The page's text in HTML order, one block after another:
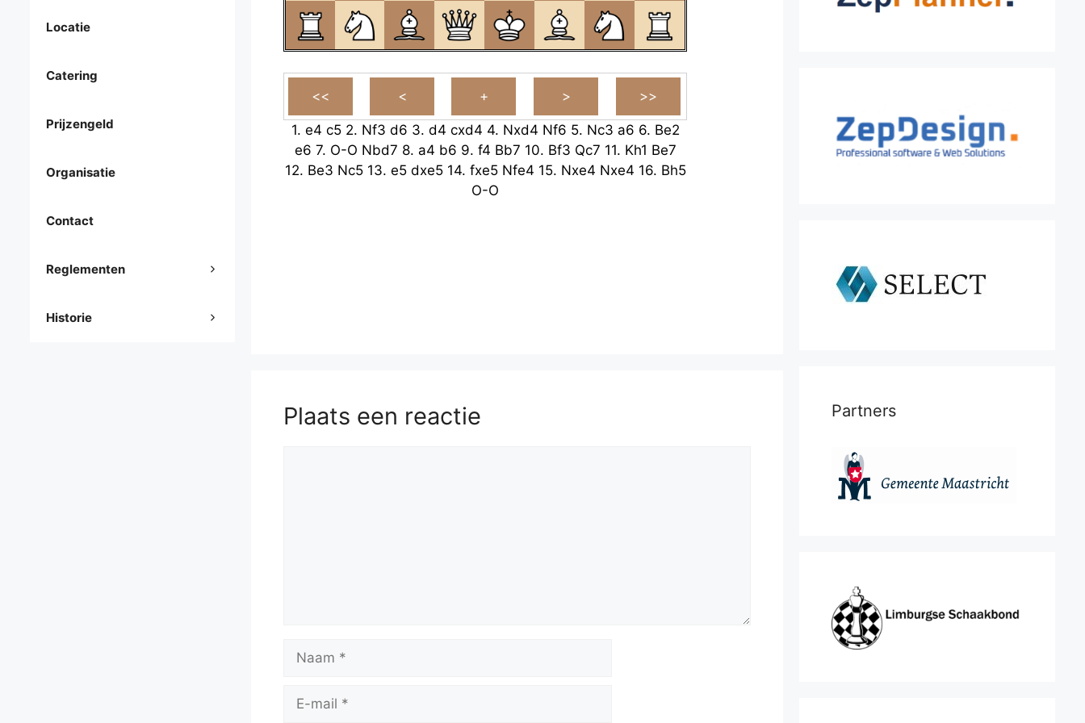
1. e4 c5 2. Nf3 d6 3. d4 cxd4 4. Nxd4 Nf6 5. Nc3 a6 6. Be2
e6 7. O-O Nbd7 8. a4 b6 9. f4 Bb7 10. Bf3 Qc7 11. Kh1 Be7
12. Be3 Nc5 13. e5 dxe5 14. fxe5 Nfe4 15. Nxe4 Nxe4 16. Bh5
O-O
Plaats een reactie
mail
Locatie
Catering
Prijzengeld
Organisatie
Contact
Reglementen
Historie
Partners